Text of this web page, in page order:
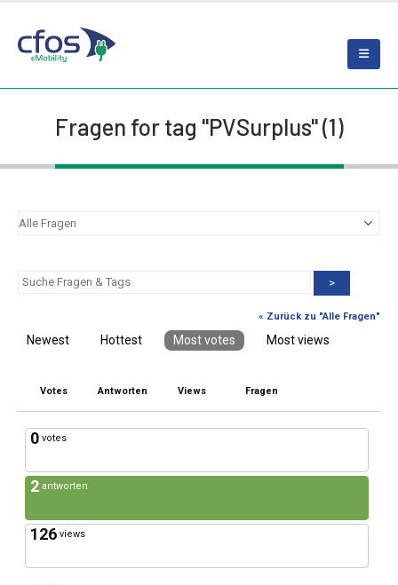
Fragen for tag "PVSurplus" (1)
>
« Zurück zu "Alle Fragen"
Newest Hottest Most votes Most views
Votes Antworten Views Fragen
0 votes
2 antworten
126 views